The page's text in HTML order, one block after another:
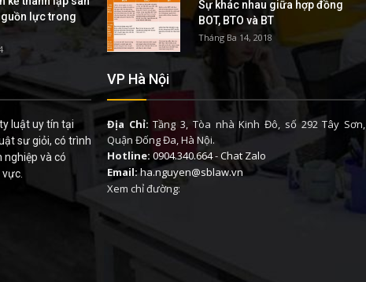
lực trong
luật uy tín tại
sư giỏi, có trình
nghiệp và có
Sự khác nhau giữa hợp đồng
BOT, BTO và BT
Tháng Ba 14, 2018
VP Hà Nội
Địa Chỉ: Tầng 3, Tòa nhà Kinh Đô, số 292 Tây Sơn,
Quận Đống Đa, Hà Nội.
Hotline: 0904.340.664-Chat Zalo
Email:ha.nguyen@sblaw.vn
Xem chỉ đường: